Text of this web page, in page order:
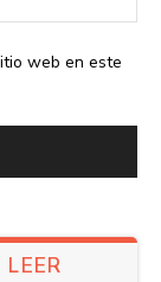
web en este